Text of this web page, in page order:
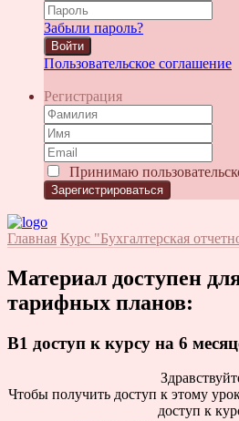
Забыли пароль?
Войти
Пользовательское соглашение
Регистрация
Принимаю
Главная Курс "Бухгалтерская
Материал доступен
тарифных планов:
B1 доступ к курсу на 6
Чтобы получить доступ к этому
доступ к